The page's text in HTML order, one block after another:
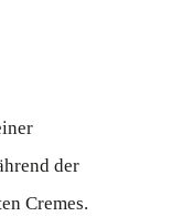
der
Cremes.